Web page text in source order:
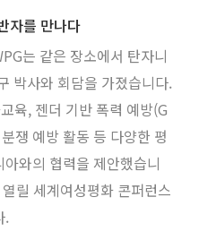
자를 만나다
는 같은 장소에서 탄자니
박사와 회담을 가졌습니다.
육, 젠더 기반 폭력 예방(G
쟁 예방 활동 등 다양한 평
와의 협력을 제안했습니
릴 세계여성평화 콘퍼런스
.